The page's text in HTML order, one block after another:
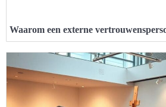
Waarom een externe